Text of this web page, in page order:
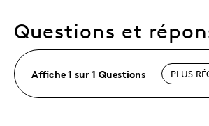
Questions et
Affiche 1 sur 1 Questions